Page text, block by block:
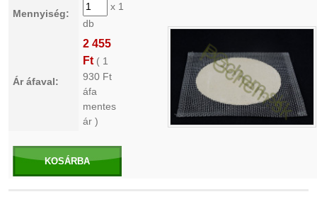
Mennyiség:
x 1
db
Ár áfaval:
2 455
Ft ( 1
930 Ft
áfa
mentes
ár )
KOSÁRBA